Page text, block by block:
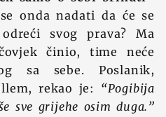
onda nadati da će se
svog prava? Ma
činio, time neće
sa sebe. Poslanik,
rekao je: “Pogibija
sve grijehe osim duga.”